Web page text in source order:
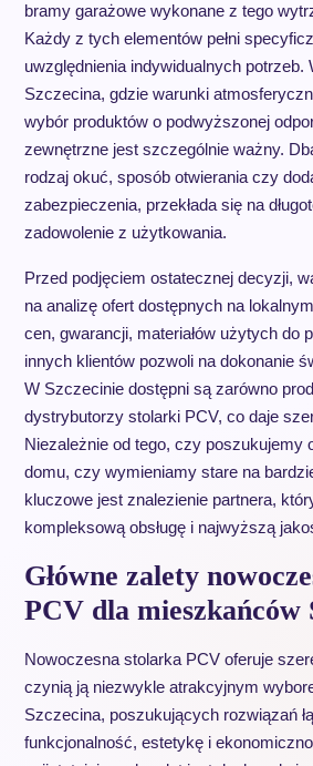
bramy garażowe wykonane z tego
Każdy z tych elementów pełni
uwzględnienia indywidualnych potrzeb.
Szczecina, gdzie warunki
wybór produktów o podwyższonej
zewnętrzne jest szczególnie ważny.
rodzaj okuć, sposób otwierania czy
zabezpieczenia, przekłada się na
zadowolenie z użytkowania.
Przed podjęciem ostatecznej decyzji,
na analizę ofert dostępnych na
cen, gwarancji, materiałów użytych do
innych klientów pozwoli na dokonanie
W Szczecinie dostępni są zarówno
dystrybutorzy stolarki PCV, co daje
Niezależnie od tego, czy poszukujemy
domu, czy wymieniamy stare na
kluczowe jest znalezienie partnera,
kompleksową obsługę i najwyższą
Główne zalety
PCV dla mieszkańców
Nowoczesna stolarka PCV oferuje
czynią ją niezwykle atrakcyjnym
Szczecina, poszukujących rozwiązań
funkcjonalność, estetykę i